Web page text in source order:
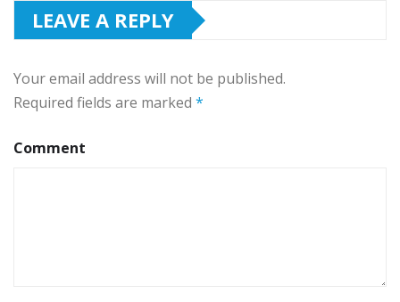
LEAVE A REPLY
Your email address will not be published.
Required fields are marked *
Comment